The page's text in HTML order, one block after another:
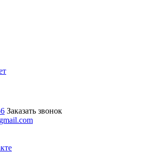
Заказать звонок